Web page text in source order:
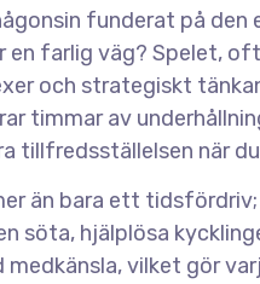
funderat på
en farlig väg? Spelet,
och strategiskt
timmar av
tillfredsställelsen när
än bara ett
söta, hjälplösa
medkänsla, vilket gör